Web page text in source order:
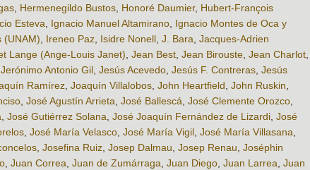
, Hermenegildo Bustos, Honoré Daumier, Hubert-François
Esteva, Ignacio Manuel Altamirano, Ignacio Montes de Oca y
(UNAM), Ireneo Paz, Isidre Nonell, J. Bara, Jacques-Adrien
Lange (Ange-Louis Janet), Jean Best, Jean Birouste, Jean Charlot,
Jerónimo Antonio Gil, Jesús Acevedo, Jesús F. Contreras, Jesús
Ramírez, Joaquín Villalobos, John Heartfield, John Ruskin,
, José Agustín Arrieta, José Ballescá, José Clemente Orozco,
, José Gutiérrez Solana, José Joaquín Fernández de Lizardi, José
, José María Velasco, José María Vigil, José María Villasana,
, Josefina Ruiz, Josep Dalmau, Josep Renau, Joséphin
, Juan Correa, Juan de Zumárraga, Juan Diego, Juan Larrea, Juan